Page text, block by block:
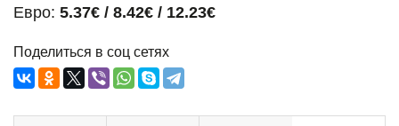
Евро: 5.37€ / 8.42€ / 12.23€
Поделиться в соц сетях